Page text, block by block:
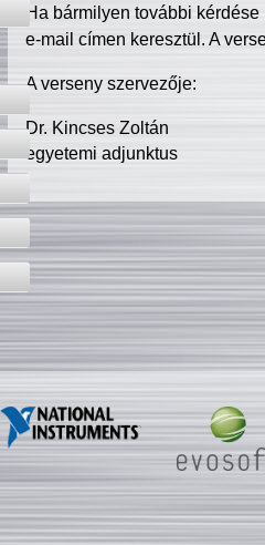
Ha bármilyen további
e-mail címen keresztül. A
A verseny szervezője:
Dr. Kincses Zoltán
egyetemi adjunktus